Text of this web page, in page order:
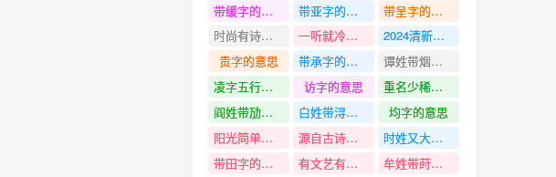
带缓字的名字
带亚字的名字
带呈字的名字
时尚有诗意的男孩名字
一听就冷门且好听的男孩名字
2024清新淡雅的男孩名字
贵字的意思
带承字的名字
谭姓带烟字名字
凌字五行是什么
访字的意思
重名少稀有好听名章的女孩名字
阎姓带劢字名字
白姓带浔字名字
均字的意思
阳光简单大气有灵气的男孩名字
源自古诗中经典有寓意的女孩名字
时姓又大气又有福气有含义的名字
带田字的名字
有文艺有底蕴的女孩名字
牟姓带莳字名字